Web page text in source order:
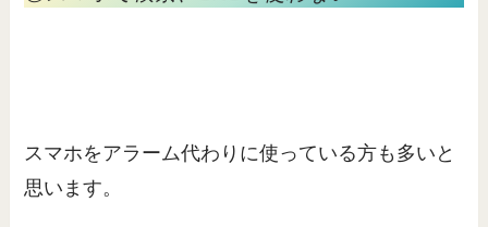
スマホをアラーム代わりに使っている方も多いと
思います。